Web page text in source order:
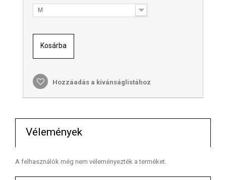
M
Kosárba
Hozzáadás a kívánságlistához
Vélemények
A felhasználók még nem véleményezték a terméket.